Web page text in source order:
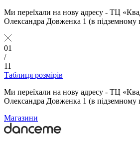
Ми переїхали на нову адресу - ТЦ
Олександра Довженка 1 (в підземному
01
/
11
Таблиця розмірів
Ми переїхали на нову адресу - ТЦ
Олександра Довженка 1 (в підземному
Магазини